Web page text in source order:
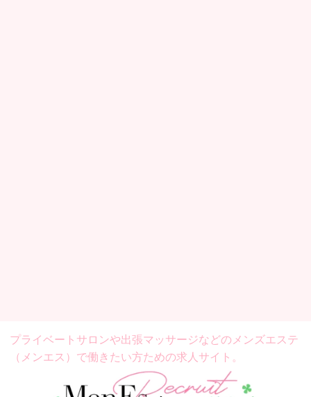
プライベートサロンや出張マッサージなどの メンズエステ
（メンエス）で働きたい方ための求人サイト。